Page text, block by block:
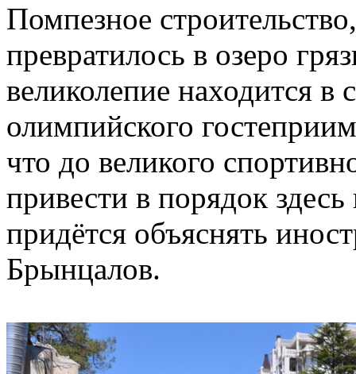
Помпезное
превратилось в озеро
великолепие находится в
олимпийского
что до великого
привести в порядок
придётся объяснять
Брынцалов.